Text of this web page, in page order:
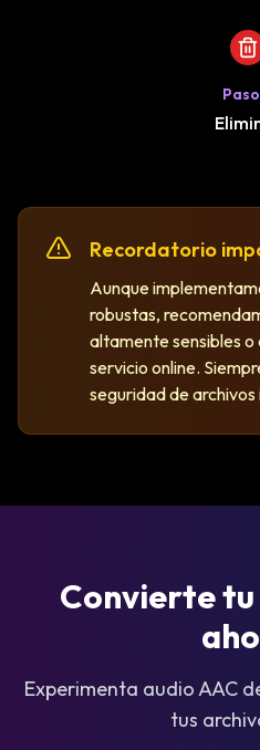
Paso
Recordatorio
Aunque
robustas,
altamente sensibles o
servicio online.
seguridad de
Convierte tu
Experimenta audio AAC
tus